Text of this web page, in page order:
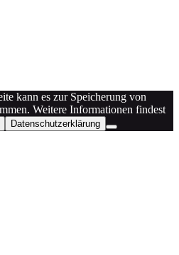
kann es zur Speicherung von
Weitere Informationen findest
Datenschutzerklärung